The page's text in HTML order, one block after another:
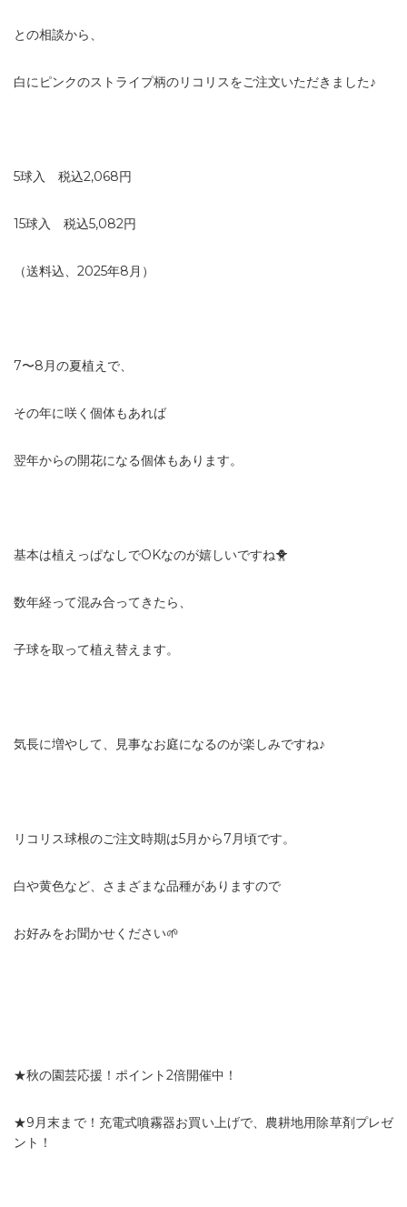
との相談から、
白にピンクのストライプ柄のリコリスをご注文いただきました♪
5球入 税込2,068円
15球入 税込5,082円
（送料込、2025年8月）
7〜8月の夏植えで、
その年に咲く個体もあれば
翌年からの開花になる個体もあります。
基本は植えっぱなしでOKなのが嬉しいですね🐥
数年経って混み合ってきたら、
子球を取って植え替えます。
気長に増やして、見事なお庭になるのが楽しみですね♪
リコリス球根のご注文時期は5月から7月頃です。
白や黄色など、さまざまな品種がありますので
お好みをお聞かせください🌱
★秋の園芸応援！ポイント2倍開催中！
★9月末まで！充電式噴霧器お買い上げで、農耕地用除草剤プレゼ
ント！